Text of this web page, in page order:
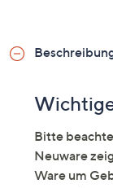
Bitte
Neuware
Ware um